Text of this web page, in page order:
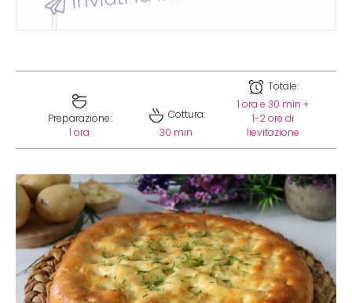
Preparazione:
1 ora
Cottura:
30 min
Totale:
1 ora e 30 min +
1-2 ore di
lievitazione